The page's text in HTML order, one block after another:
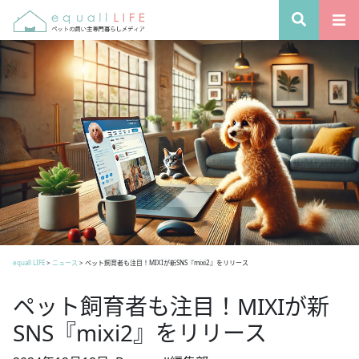
equall LIFE> ニュース > ペット飼育者も注目！MIXIが新SNS『mixi2』をリリース
ペット飼育者も注目！MIXIが新
SNS『mixi2』をリリース